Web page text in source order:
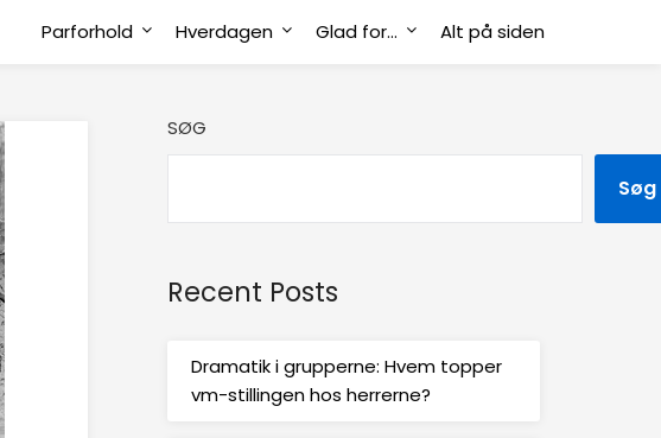
Parforhold Hverdagen Glad for… Alt på siden
SØG
Søg
Recent Posts
Dramatik i grupperne: Hvem topper
vm-stillingen hos herrerne?